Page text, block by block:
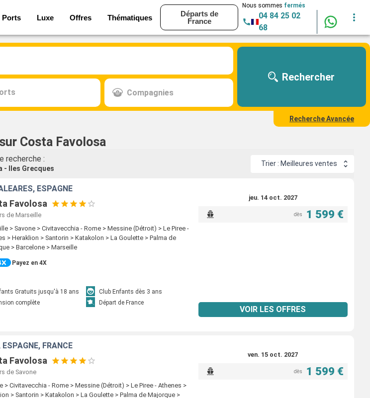
Ports Luxe Offres Thématiques
Départs de
France
Nous sommes fermés
04 84 25 02
68
Compagnies
Rechercher
Recherche Avancée
Costa Favolosa
recherche :
- Iles Grecques
Trier : Meilleures ventes
ESPAGNE
Favolosa
de Marseille
> Savone > Civitavecchia - Rome > Messine (Détroit) > Le Piree -
> Heraklion > Santorin > Katakolon > La Goulette > Palma de
> Barcelone > Marseille
Payez en 4X
Gratuits jusqu'à 18 ans
Club Enfants dès 3 ans
complète
Départ de France
jeu. 14 oct. 2027
dès 1 599 €
VOIR LES OFFRES
FRANCE
Favolosa
de Savone
> Civitavecchia - Rome > Messine (Détroit) > Le Piree - Athenes >
> Santorin > Katakolon > La Goulette > Palma de Majorque >
ven. 15 oct. 2027
dès 1 599 €